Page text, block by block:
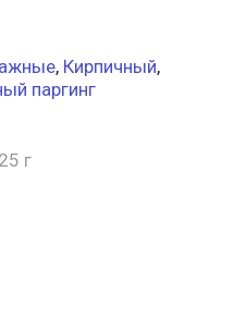
, Кирпичный,
паргинг
г